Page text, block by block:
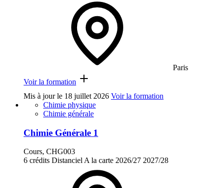
Paris
Voir la formation
Mis à jour le 18 juillet 2026 Voir la formation
Chimie physique
Chimie générale
Chimie Générale 1
Cours, CHG003
6 crédits DistancielA la carte 2026/27 2027/28